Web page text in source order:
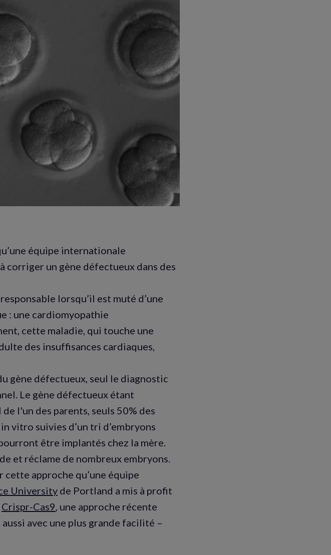
équipe internationale
corriger un gène défectueux dans des
lorsqu’il est muté d’une
: une cardiomyopathie
cette maladie, qui touche une
des insuffisances cardiaques,
gène défectueux, seul le diagnostic
Le gène défectueux étant
l'un des parents, seuls 50% des
vitro suivies d’un tri d’embryons
être implantés chez la mère.
et réclame de nombreux embryons.
cette approche qu’une équipe
University de Portland a mis à profit
Crispr-Cas9, une approche récente
avec une plus grande facilité –